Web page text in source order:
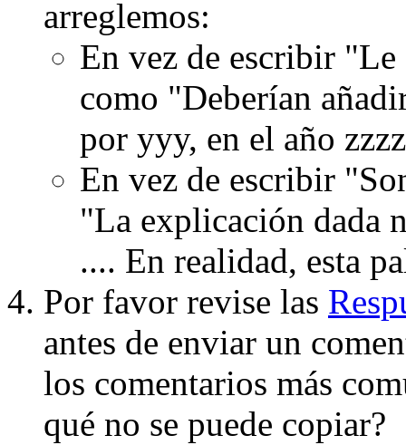
arreglemos:
En vez de escribir
como "Deberían
por yyy, en el año
En vez de escribir
"La explicación dada
.... En realidad, esta
Por favor revise las
antes de enviar un
los comentarios más
qué no se puede copiar?